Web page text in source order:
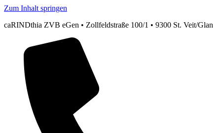
Zum Inhalt springen
caRINDthia ZVB eGen • Zollfeldstraße 100/1 • 9300 St. Veit/Glan